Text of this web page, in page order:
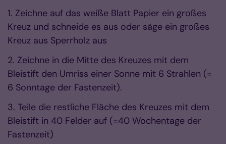
1. Zeichne auf das weiße Blatt Papier ein großes
Kreuz und schneide es aus oder säge ein großes
Kreuz aus Sperrholz aus
2. Zeichne in die Mitte des Kreuzes mit dem
Bleistift den Umriss einer Sonne mit 6 Strahlen (=
6 Sonntage der Fastenzeit).
3. Teile die restliche Fläche des Kreuzes mit dem
Bleistift in 40 Felder auf (=40 Wochentage der
Fastenzeit)